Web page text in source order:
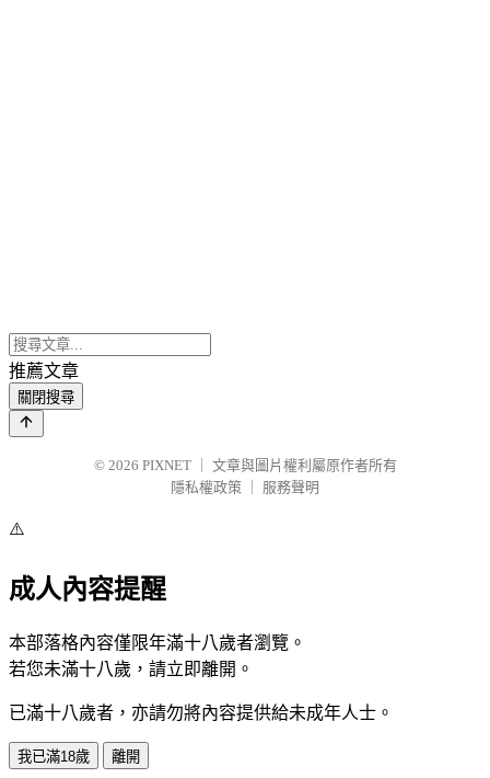
推薦文章
關閉搜尋
© 2026 PIXNET
文章與圖片權利屬原作者所有
隱私權政策
服務聲明
⚠️
成人內容提醒
本部落格內容僅限年滿十八歲者瀏覽。
若您未滿十八歲，請立即離開。
已滿十八歲者，亦請勿將內容提供給未成年人士。
我已滿18歲 離開